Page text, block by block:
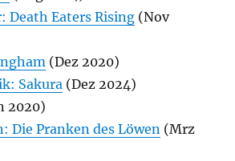
Death Eaters Rising (Nov
(Dez 2020)
Sakura (Dez 2024)
2020)
Die Pranken des Löwen (Mrz